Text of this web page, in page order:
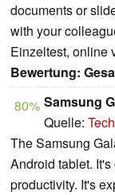
documents or
with your
Einzeltest, online
Bewertung:
80% Samsung
Quelle:
The Samsung
Android tablet.
productivity. It's